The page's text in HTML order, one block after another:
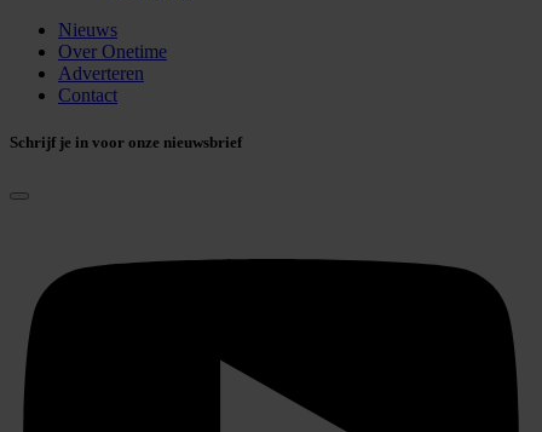
Nieuws
Over Onetime
Adverteren
Contact
Schrijf je in voor onze nieuwsbrief